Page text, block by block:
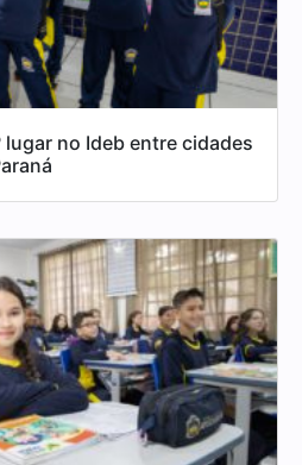
lugar no Ideb entre cidades